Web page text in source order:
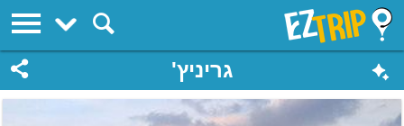
EZTrip
גריניץ'